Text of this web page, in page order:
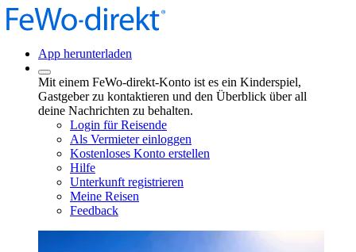
App herunterladen
Mit einem FeWo-direkt-Konto ist es ein Kinderspiel,
Gastgeber zu kontaktieren und den Überblick über all
deine Nachrichten zu behalten.
Login für Reisende
Als Vermieter einloggen
Kostenloses Konto erstellen
Hilfe
Unterkunft registrieren
Meine Reisen
Feedback